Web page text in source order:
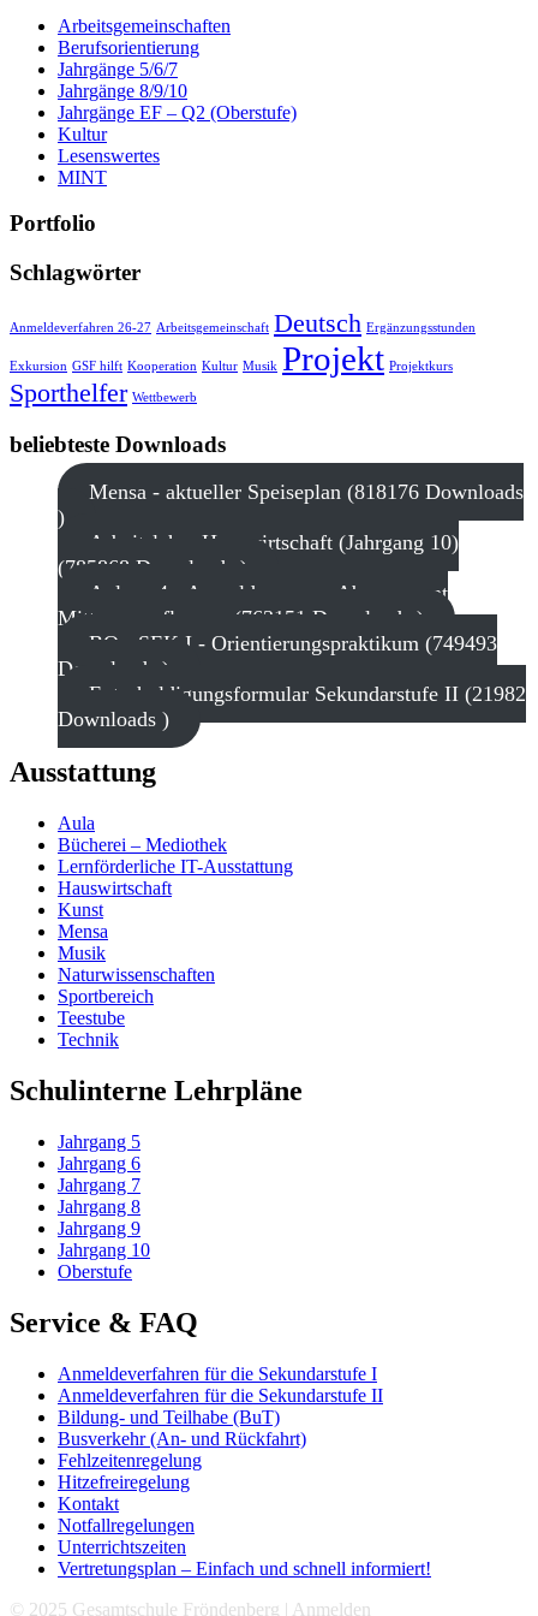
Arbeitsgemeinschaften
Berufsorientierung
Jahrgänge 5/6/7
Jahrgänge 8/9/10
Jahrgänge EF – Q2 (Oberstufe)
Kultur
Lesenswertes
MINT
Portfolio
Schlagwörter
Anmeldeverfahren 26-27 Arbeitsgemeinschaft Deutsch Ergänzungsstunden
Exkursion GSF hilft Kooperation Kultur Musik Projekt Projektkurs
Sporthelfer Wettbewerb
beliebteste Downloads
Mensa - aktueller Speiseplan (818176 Downloads
)
Arbeitslehre Hauswirtschaft (Jahrgang 10)
(785868 Downloads )
Anlage 4 - Anmeldung zum Abonnement
Mittagsverpflegung (763151 Downloads )
BO - SEK I - Orientierungspraktikum (749493
Downloads )
Entschuldigungsformular Sekundarstufe II (21982
Downloads )
Ausstattung
Aula
Bücherei – Mediothek
Lernförderliche IT-Ausstattung
Hauswirtschaft
Kunst
Mensa
Musik
Naturwissenschaften
Sportbereich
Teestube
Technik
Schulinterne Lehrpläne
Jahrgang 5
Jahrgang 6
Jahrgang 7
Jahrgang 8
Jahrgang 9
Jahrgang 10
Oberstufe
Service & FAQ
Anmeldeverfahren für die Sekundarstufe I
Anmeldeverfahren für die Sekundarstufe II
Bildung- und Teilhabe (BuT)
Busverkehr (An- und Rückfahrt)
Fehlzeitenregelung
Hitzefreiregelung
Kontakt
Notfallregelungen
Unterrichtszeiten
Vertretungsplan – Einfach und schnell informiert!
© 2025 Gesamtschule Fröndenberg | Anmelden